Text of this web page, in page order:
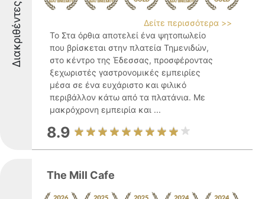
Διακριθέντες
Δείτε περισσότερα >>
Το Στα όρθια αποτελεί ένα ψητοπωλείο
που βρίσκεται στην πλατεία Τημενιδών,
στο κέντρο της Έδεσσας, προσφέροντας
ξεχωριστές γαστρονομικές εμπειρίες
μέσα σε ένα ευχάριστο και φιλικό
περιβάλλον κάτω από τα πλατάνια. Με
μακρόχρονη εμπειρία και ...
8.9
The Mill Cafe